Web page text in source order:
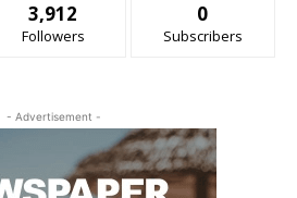
3,912
Followers
0
Subscribers
- Advertisement -